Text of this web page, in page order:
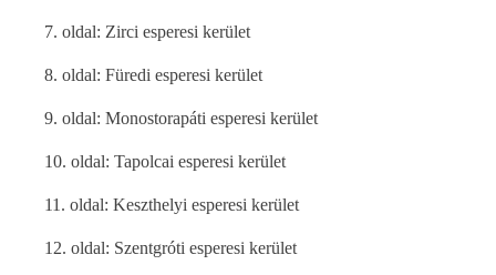
7. oldal: Zirci esperesi kerület
8. oldal: Füredi esperesi kerület
9. oldal: Monostorapáti esperesi kerület
10. oldal: Tapolcai esperesi kerület
11. oldal: Keszthelyi esperesi kerület
12. oldal: Szentgróti esperesi kerület